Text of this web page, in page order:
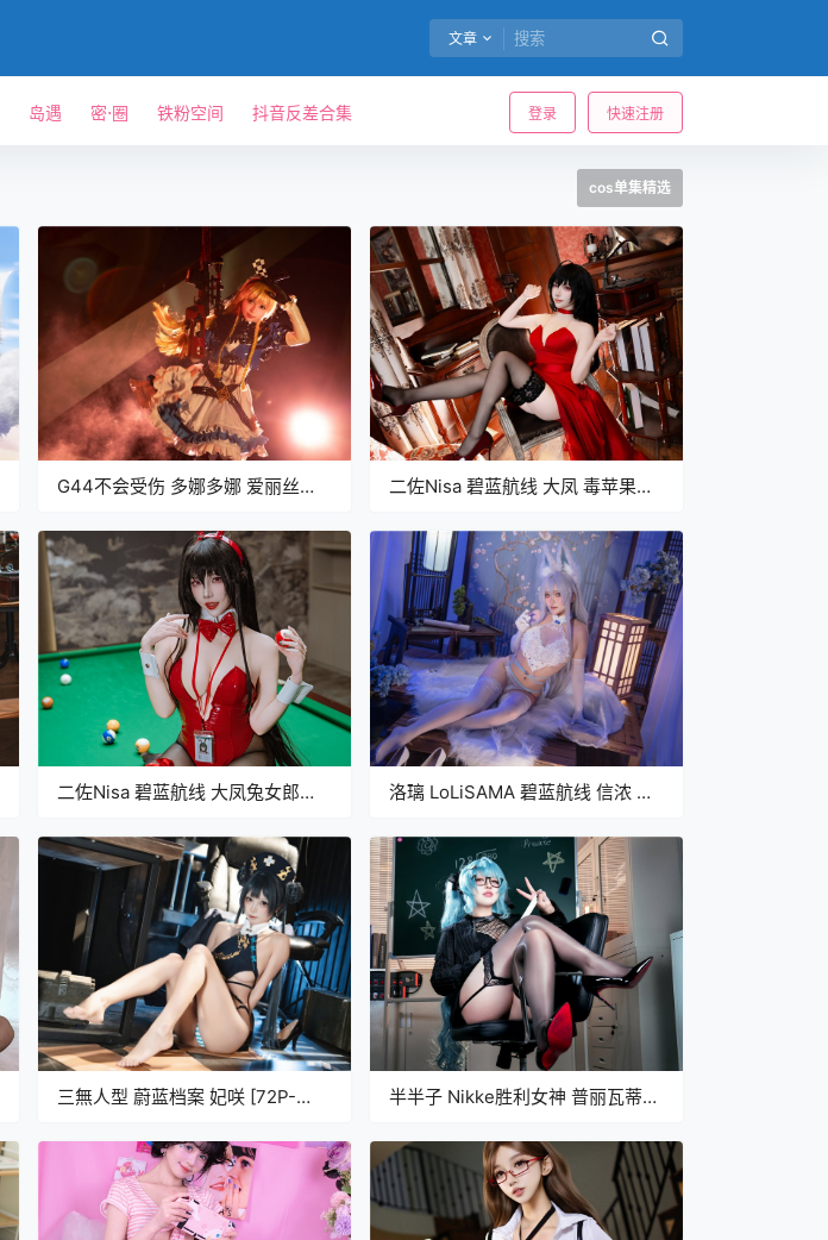
文章
登录 快速注册
岛遇 密⋅圈 铁粉空间 抖音反差合集
cos单集精选
G44不会受伤 多娜多娜 爱丽丝
二佐Nisa 碧蓝航线 大凤 毒苹果
二佐Nisa 碧蓝航线 大凤兔女郎
洛璃 LoLiSAMA 碧蓝航线 信浓 相
三無人型 蔚蓝档案 妃咲 [72P-
半半子 Nikke胜利女神 普丽瓦蒂